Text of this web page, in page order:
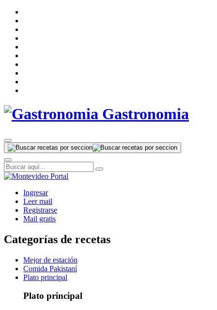
Gastronomia
Ingresar
Leer mail
Registrarse
Mail gratis
Categorías de recetas
Mejor de estación
Comida Pakistaní
Plato principal
Plato principal